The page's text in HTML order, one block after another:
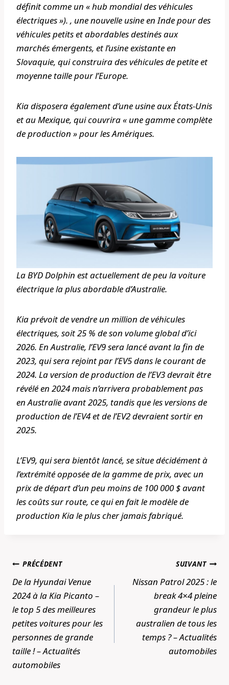
définit comme un « hub mondial des véhicules
électriques »). , une nouvelle usine en Inde pour des
véhicules petits et abordables destinés aux
marchés émergents, et l’usine existante en
Slovaquie, qui construira des véhicules de petite et
moyenne taille pour l’Europe.
Kia disposera également d’une usine aux États-Unis
et au Mexique, qui couvrira « une gamme complète
de production » pour les Amériques.
La BYD Dolphin est actuellement de peu la voiture
électrique la plus abordable d’Australie.
Kia prévoit de vendre un million de véhicules
électriques, soit 25 % de son volume global d’ici
2026. En Australie, l’EV9 sera lancé avant la fin de
2023, qui sera rejoint par l’EV5 dans le courant de
2024. La version de production de l’EV3 devrait être
révélé en 2024 mais n’arrivera probablement pas
en Australie avant 2025, tandis que les versions de
production de l’EV4 et de l’EV2 devraient sortir en
2025.
L’EV9, qui sera bientôt lancé, se situe décidément à
l’extrémité opposée de la gamme de prix, avec un
prix de départ d’un peu moins de 100 000 $ avant
les coûts sur route, ce qui en fait le modèle de
production Kia le plus cher jamais fabriqué.
Navigation
de
l’article
PRÉCÉDENT
De la Hyundai Venue
2024 à la Kia Picanto –
le top 5 des meilleures
petites voitures pour les
personnes de grande
taille ! – Actualités
automobiles
SUIVANT
Nissan Patrol 2025 : le
break 4×4 pleine
grandeur le plus
australien de tous les
temps ? – Actualités
automobiles